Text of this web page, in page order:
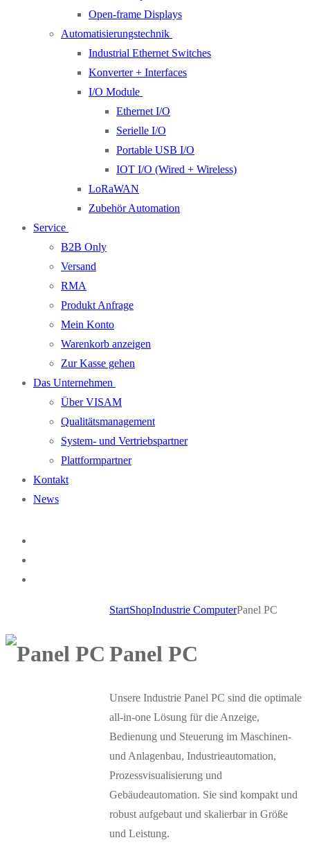
Open-frame Displays
Automatisierungstechnik
Industrial Ethernet Switches
Konverter + Interfaces
I/O Module
Ethernet I/O
Serielle I/O
Portable USB I/O
IOT I/O (Wired + Wireless)
LoRaWAN
Zubehör Automation
Service
B2B Only
Versand
RMA
Produkt Anfrage
Mein Konto
Warenkorb anzeigen
Zur Kasse gehen
Das Unternehmen
Über VISAM
Qualitätsmanagement
System- und Vertriebspartner
Plattformpartner
Kontakt
News
StartShopIndustrie ComputerPanel PC
Panel PC
Unsere Industrie Panel PC sind die optimale
all-in-one Lösung für die Anzeige,
Bedienung und Steuerung im Maschinen-
und Anlagenbau, Industrieautomation,
Prozessvisualisierung und
Gebäudeautomation. Sie sind kompakt und
robust aufgebaut und skalierbar in Größe
und Leistung.